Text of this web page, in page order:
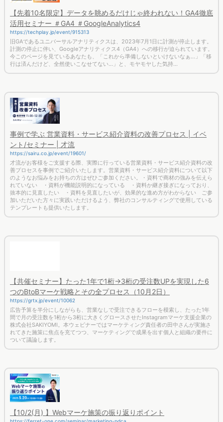
【先着10名限定】データを眺めるだけじゃ終われない！GA4徹底
活用セミナー ＃GA4 ＃GoogleAnalytics4
https://techplay.jp/event/915313
旧GAであるユニバーサルアナリティクスは、2023年7月1日に計測が停止します。
計測の停止に伴い、Googleアナリティクス4（GA4）への移行が迫られています。
今このページを見ているあなたも、「これから準備しないといけないなぁ...」「移
行は済んだけど、全然使いこなせてない...」と、モヤモヤした気持...
事例で学ぶ 営業資料・サービス紹介資料の改善プロセス | イベ
ント/セミナー | 才流
https://sairu.co.jp/event/19601/
才流がお客様をご支援する際、実際に行っている営業資料・サービス紹介資料の改
善プロセスを事例でご紹介いたします。営業資料・サービス紹介資料について以下
のようなお悩みをお持ちの方はぜひご参加ください。・資料で商材の強みを伝えら
れていない ・資料が機能説明的になっている ・資料か継ぎ接ぎになっており、
抜本的に見直したい ・資料を見直したいが、効果的な進め方がわからない ご参
加いただいた方々に実践いただけるよう、弊社のコンサルティングで使用している
テンプレートも提供いたします。
【共催セミナー】たった1年で1桁→3桁の受注数UPを実現した6
つのBtoBマーケ戦略とその全プロセス（10月2日）
https://grtx.jp/event/10062
広告予算を半分にしながらも、営業なしで受注できるフローを模索し、たった1年
間で月の受注数を1桁から3桁に大きくグロースさせたInstagramマーケ支援企業の
株式会社SAKIYOMI。本ウェビナーではマーケティング責任者の田中さんが実施さ
れてきた施策に焦点を充てつつ、マーケティングで成果を出す個人と組織の要件に
ついて議論します。
【10/2(月) 】Webマーケ施策の振り返りポイント
https://ferret-one.com/seminar/marketing-pdca